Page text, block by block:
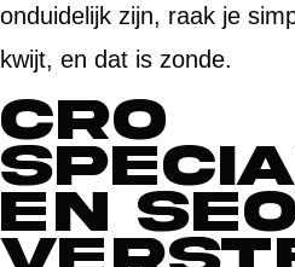
onduidelijk zijn, raak je
kwijt, en dat is zonde.
CRO
en